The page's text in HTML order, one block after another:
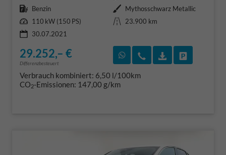
Kraftstoff Benzin Außenfarbe Mythosschwarz Metallic
Leistung 110 kW (150 PS) Kilometerstand
23.900 km
30.07.2021
29.252,– €
Differenzbesteuert
Rückruf vereinbaren
Wir rufen Sie an
Verbrauch kombiniert: 6,50 l/100km
CO2-Emissionen: 147,00 g/km